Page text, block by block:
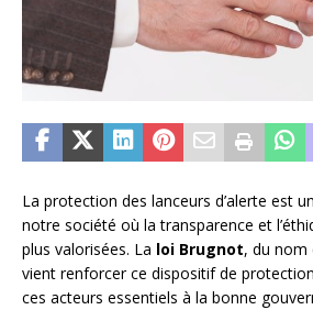
La protection des lanceurs d’alerte est
notre société où la transparence et
plus valorisées. La loi Brugnot, du nom
vient renforcer ce dispositif de
ces acteurs essentiels à la bonne